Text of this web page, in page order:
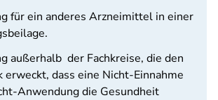
für ein anderes Arzneimittel in einer
außerhalb der Fachkreise, die den
erweckt, dass eine Nicht-Einnahme
Anwendung die Gesundheit